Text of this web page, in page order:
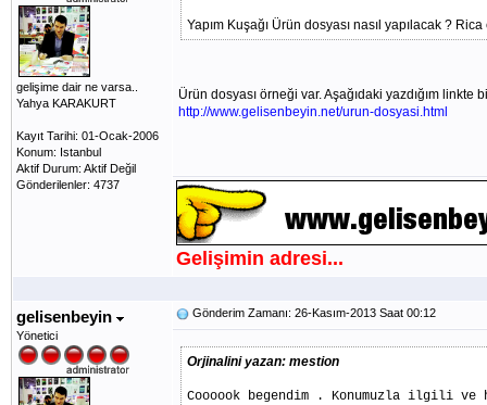
gelişime dair ne varsa..
Yahya KARAKURT
Kayıt Tarihi: 01-Ocak-2006
Konum: Istanbul
Aktif Durum: Aktif Değil
Gönderilenler: 4737
Yapım Kuşağı Ürün dosyası nasıl yapılacak ? Rica
Ürün dosyası örneği var. Aşağıdaki yazdığım linkte
http://www.gelisenbeyin.net/urun-dosyasi.html
Gelişimin adresi...
gelisenbeyin
Yönetici
Gönderim Zamanı: 26-Kasım-2013 Saat 00:12
Orjinalini yazan: mestion
Coooook begendim . Konumuzla ilgili